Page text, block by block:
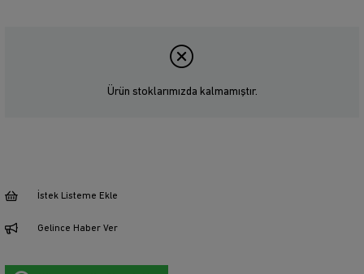
Ürün stoklarımızda kalmamıştır.
İstek Listeme Ekle
Gelince Haber Ver